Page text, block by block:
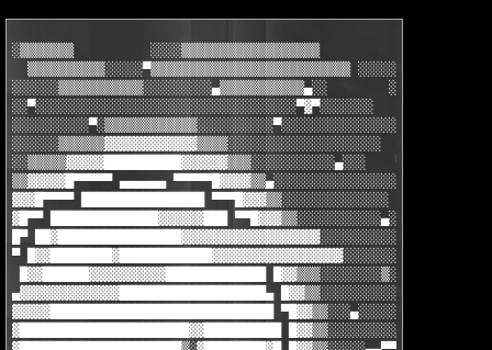
░▒▒▒▒▒▒▒          ░░░░▒▒▒▒▒▒▒▒▒▒▒▒▒▒▒▒▒▒          ░░░░
▒▒▒▒▒▒▒▒▒▒░░░░░▀▒▒▒▒▒▒▒▒▒▒▒▒▒▒▒▒▒▒▒▒▒▒▒▒▒▒ ░░░░░░░░ ▀ ░░
░░░░░░▒▒▒▒▒▒▒▒▒▒▒░░░░░░░░░▄▒▒▒▒▒▒▒▒▒▒▒▄░░        ░░░░░░
░░▀░░░░░░░░░░░░░░░░░░░░░░░░░░░░░░░░░░▀▓▀░░░░░░░         █▀
░░░░░░░░░░▀░▒▒▒▒▒▒▒▒▒▒▒▒░░░░░░░░░░▀░░░░░░░░░░░░░░░░░
░░░░░░▒▒▒▒▒▒▓▓▓▓▓▓▓▓▓▓▓▓▒▒▒▒░░░░░░░░░░░░░░░░░░░░       █
░░▒▒▒▒▒▓▓▓▓▓██████████▓▓▓▓▓▓▒▒▒░░░░░░░░░░░▄░░░    ▀
▒▒▓▓▓▓▓█▀▀▀▀▀ ▄▄▄▄▄▄ ▀▀▀▀▀█▓▓▓▓▒▒▄░░░░░░░░░░░░░░░░░   █ █▀▀
▓▓▓█▀▀▀▀ ████████████████ ▀▀▀█▓▓▓▒▒░░░░░░░░░░░░░░     ▀▄▄
▓█▀▀ ██████████████▓▓▓▓▓▓███ ▀▀█▓▓▓▒▒░░░░░░░░░░░▄░░     ▀█▄
█▀ ██▓████████████████▓▓▓▓▓▓▓▓▓▓▓▓▓▓▓▓▓▓░░░░░░░░░░░░░     █▄
▀ █▓▓████████▓████████████▓▓▓▓▓▓▓▓▓▓▓▓▓▓▓▓▓░░░░░░░░░░░     █
█▓▓██████▓▓▓▓▓▓▓▓▓▓█████████████ █▓▓▒▒▒░░░░░░░░▒░░░▄      ▐▌
▄▓▓▓▓▓▓▓▓▓▓▓▓▓███████████████████▄ █▓▓▒▒░░░░░░░░░░░░░░░░
▓▓▓▓▓█████████████████████████████ ▀█▓▓▒▒░░░▄░░░░░░░░░▄▄▀▀▀
▓██████████████████████▓▓██████████ █▓▓▒▒░░░░░░░░░▄▄▀▀